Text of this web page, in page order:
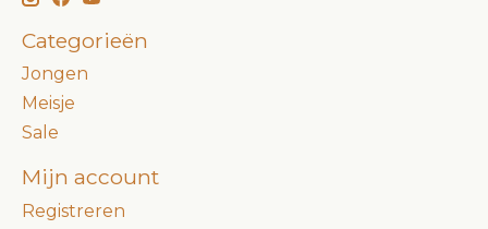
Categorieën
Jongen
Meisje
Sale
Mijn account
Registreren